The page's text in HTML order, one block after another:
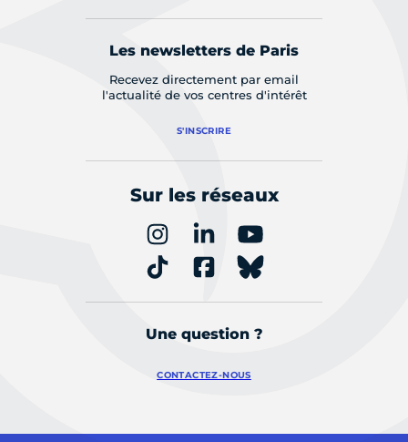
Les newsletters de Paris
Recevez directement par email
l'actualité de vos centres d'intérêt
S'INSCRIRE
Sur les réseaux
Une question ?
CONTACTEZ-NOUS